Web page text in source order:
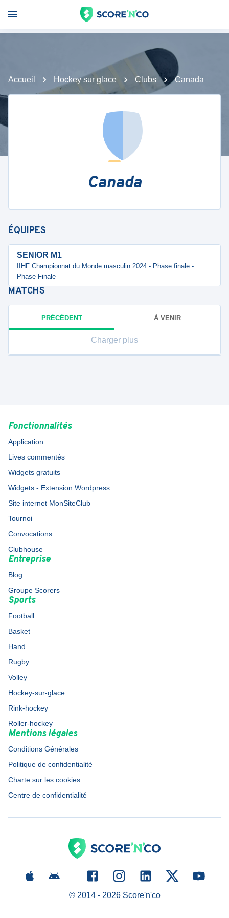
Accueil Hockey sur glace Clubs Canada
Canada
ÉQUIPES
SENIOR M1
IIHF Championnat du Monde masculin 2024 - Phase finale -
Phase Finale
MATCHS
PRÉCÉDENT À VENIR
Charger plus
Fonctionnalités
Application
Lives commentés
Widgets gratuits
Widgets - Extension Wordpress
Site internet MonSiteClub
Tournoi
Convocations
Clubhouse
Entreprise
Blog
Groupe Scorers
Sports
Football
Basket
Hand
Rugby
Volley
Hockey-sur-glace
Rink-hockey
Roller-hockey
Mentions légales
Conditions Générales
Politique de confidentialité
Charte sur les cookies
Centre de confidentialité
© 2014 - 2026Score'n'co